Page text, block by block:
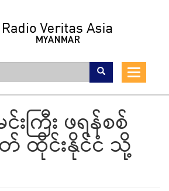
Toggle
းကြီး ဖရန်စစ်
ထိုင်းနိုင်ငံ သို့